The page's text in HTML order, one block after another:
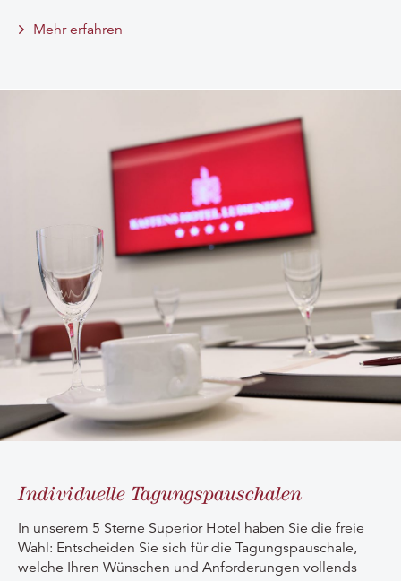
Mehr erfahren
Individuelle Tagungspauschalen
In unserem 5 Sterne Superior Hotel haben Sie die freie
Wahl: Entscheiden Sie sich für die Tagungspauschale,
welche Ihren Wünschen und Anforderungen vollends